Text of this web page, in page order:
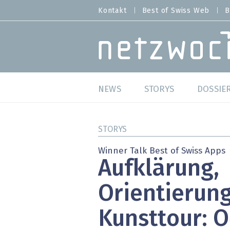
zum
MENU
Kontakt Best of Swiss Web
MAIN NAVIGATION
NEWS
Studien
Meinungen
Hands-on
STORYS
Best
SAP
STORYS
Winner Talk Best of Swiss Apps
Aufklärung,
Kunsttour: